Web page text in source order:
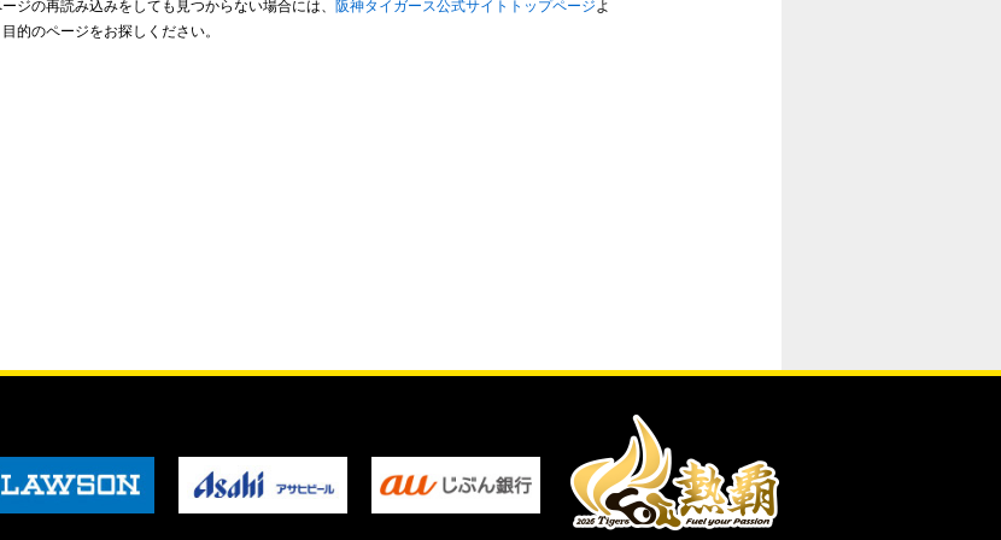
ジの再読み込みをしても見つからない場合には、 阪神タイガース公式サイトトップページよ
目的のページをお探しください。